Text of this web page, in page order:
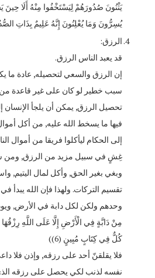
يَثْنُونَ صُدُورَهُمْ لِيَسْتَخْفُوا مِنْهُ أَلَا حِينَ
يُسِرُّونَ وَمَا يُعْلِنُونَ إِنَّهُ عَلِيمٌ بِذَاتِ
الرزق:
قد يعبد الناس الرزق.
إن الرزق والسعي لتحصيله, عادة ما
سبب خطير لو كان على غير قاعدة من
تحصيل الرزق, يمكن أن يلجأ الإنسان
فيها ما يسخط الله عليه, من أكل أموال
إلى الحكام ليأكلوا فريقا من أموال
غِشٍ في سبيل مزيد من الرزق, ومن
وبغي بغير الحق, وأكل لمال اليتيم,
تقسيم التركات. ولهذا فإن الله يبدأ
وحدهم ولكن لكل دابة في الأرض,
مِنْ دَابَّةٍ فِي الْأَرْضِ إِلَّا عَلَى اللَّهِ
كُلٌّ فِي كِتَابٍ مُبِينٍ (6))
فلا يقلقنّ أحد على رزقه, وإذن فلا
نفسه لذنب لكي يحصل على رزقه الذي